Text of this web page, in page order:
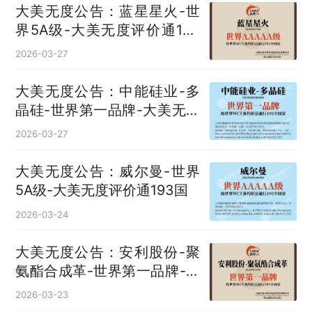
大美无度公告：蓝星星火-世
界5A级-大美无度评价通193
国
2026-03-27
大美无度公告：中能硅业-多
晶硅‌-世界第一品牌-大美无度
评价通193国
2026-03-27
大美无度公告：威尔曼-世界
5A级-大美无度评价通193国
2026-03-24
大美无度公告：安利股份-聚
氨酯合成革‌-世界第一品牌-大
美无度评价通193国
2026-03-23